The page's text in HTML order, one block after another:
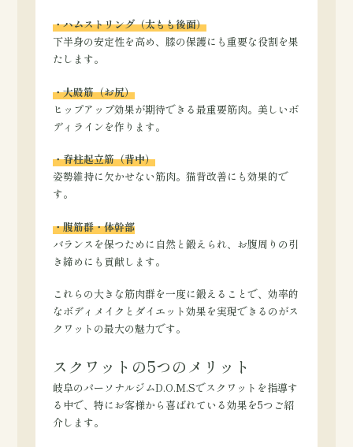
・ハムストリング（太もも後面）
下半身の安定性を高め、膝の保護にも重要な役割を果
たします。
・大殿筋（お尻）
ヒップアップ効果が期待できる最重要筋肉。美しいボ
ディラインを作ります。
・脊柱起立筋（背中）
姿勢維持に欠かせない筋肉。猫背改善にも効果的で
す。
・腹筋群・体幹部
バランスを保つために自然と鍛えられ、お腹周りの引
き締めにも貢献します。
これらの大きな筋肉群を一度に鍛えることで、効率的
なボディメイクとダイエット効果を実現できるのがス
クワットの最大の魅力です。
スクワットの5つのメリット
岐阜のパーソナルジムD.O.M.Sでスクワットを指導す
る中で、特にお客様から喜ばれている効果を5つご紹
介します。